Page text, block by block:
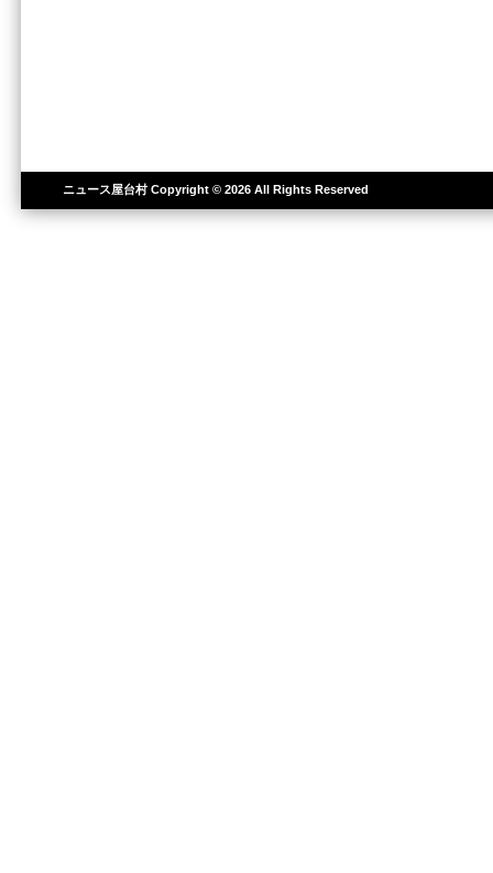
ニュース屋台村Copyright © 2026 All Rights Reserved